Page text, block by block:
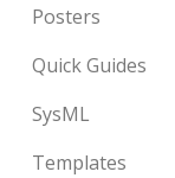
Posters
Quick Guides
SysML
Templates